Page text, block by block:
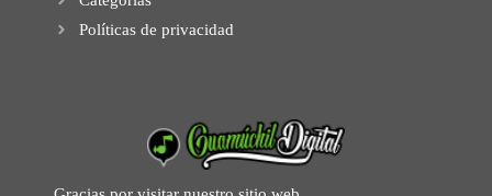
Políticas de privacidad